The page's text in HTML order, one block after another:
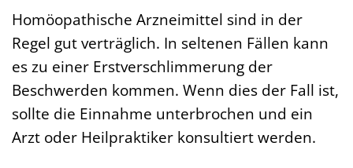
Homöopathische Arzneimittel sind in der
Regel gut verträglich. In seltenen Fällen kann
es zu einer Erstverschlimmerung der
Beschwerden kommen. Wenn dies der Fall ist,
sollte die Einnahme unterbrochen und ein
Arzt oder Heilpraktiker konsultiert werden.